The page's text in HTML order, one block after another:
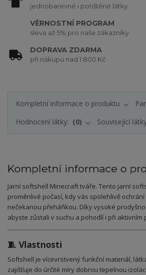
jednobarevné i potištěné látky
VĚRNOSTNÍ PROGRAM
sleva až 5% pro naše zákazníky
DOPRAVA ZDARMA
při nákupu nad 1 800 Kč
Kompletní informace o produktu
Hodnocení látky:
0 Související
Kompletní informace o
Jarní softshell Minecraft tváře. Tento jarní
proměnlivé počasí, kdy vás spolehlivě
nečekanou přeháňkou. Díky vysoké
abyste zůstali v suchu a pohodlí i při aktivním
🧵 Vlastnosti
Softshell je vícevrstvený funkční materiál,
zajišťuje do úrčité míry dobrou tepelnou